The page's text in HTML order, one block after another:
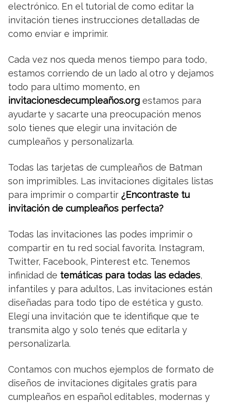
electrónico. En el tutorial de como editar la
invitación tienes instrucciones detalladas de
como enviar e imprimir.
Cada vez nos queda menos tiempo para todo,
estamos corriendo de un lado al otro y dejamos
todo para ultimo momento, en
invitacionesdecumpleaños.org estamos para
ayudarte y sacarte una preocupación menos
solo tienes que elegir una invitación de
cumpleaños y personalizarla.
Todas las tarjetas de cumpleaños de Batman
son imprimibles. Las invitaciones digitales listas
para imprimir o compartir ¿Encontraste tu
invitación de cumpleaños perfecta?
Todas las invitaciones las podes imprimir o
compartir en tu red social favorita. Instagram,
Twitter, Facebook, Pinterest etc. Tenemos
infinidad de temáticas para todas las edades,
infantiles y para adultos, Las invitaciones están
diseñadas para todo tipo de estética y gusto.
Elegí una invitación que te identifique que te
transmita algo y solo tenés que editarla y
personalizarla.
Contamos con muchos ejemplos de formato de
diseños de invitaciones digitales gratis para
cumpleaños en español editables, modernas y